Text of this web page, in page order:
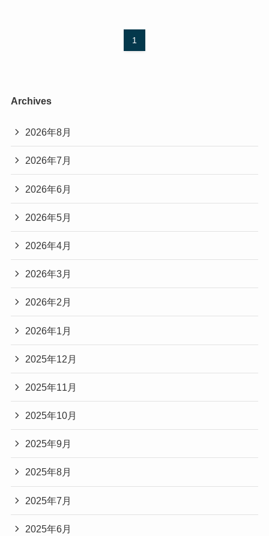
1
Archives
2026年8月
2026年7月
2026年6月
2026年5月
2026年4月
2026年3月
2026年2月
2026年1月
2025年12月
2025年11月
2025年10月
2025年9月
2025年8月
2025年7月
2025年6月